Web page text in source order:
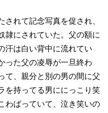
れて記念写真を促され、
隷にされていた。父の額に
汗は白い背中に流れてい
った父の凌辱が一旦終わ
て、親分と別の男の間に父
を持ってる男ににっこり笑
わばっていて、泣き笑いの